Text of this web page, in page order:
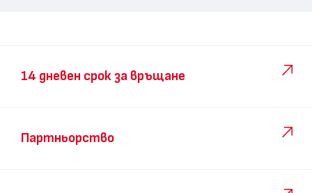
14 дневен срок за връщане
Партньорство